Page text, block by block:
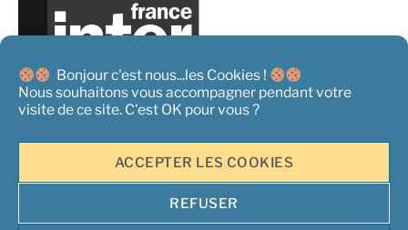
Bonjour c'est nous...les Cookies !
Nous souhaitons vous accompagner pendant votre
visite de ce site. C'est OK pour vous ?
ACCEPTER LES COOKIES
REFUSER